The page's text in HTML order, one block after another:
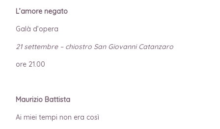
L’amore negato
Galà d’opera
21 settembre – chiostro San Giovanni Catanzaro
ore 21.00
Maurizio Battista
Ai miei tempi non era così